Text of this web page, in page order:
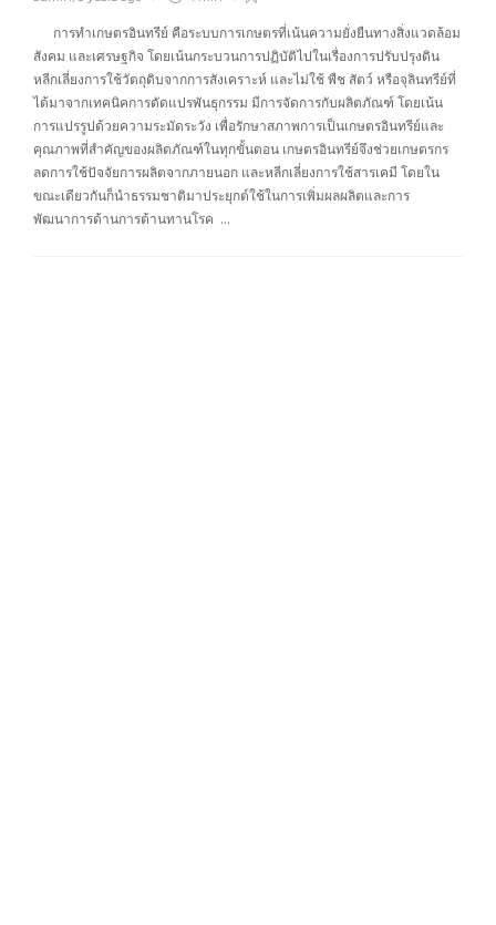
การทำเกษตรอินทรีย์ คือระบบการเกษตรที่เน้นความยั่งยืนทางสิ่งแวดล้อม
สังคม และเศรษฐกิจ โดยเน้นกระบวนการปฏิบัติไปในเรื่องการปรับปรุงดิน
หลีกเลี่ยงการใช้วัตถุดิบจากการสังเคราะห์ และไม่ใช้ พืช สัตว์ หรือจุลินทรีย์ที่
ได้มาจากเทคนิคการดัดแปรพันธุกรรม มีการจัดการกับผลิตภัณฑ์ โดยเน้น
การแปรรูปด้วยความระมัดระวัง เพื่อรักษาสภาพการเป็นเกษตรอินทรีย์และ
คุณภาพที่สำคัญของผลิตภัณฑ์ในทุกขั้นตอน เกษตรอินทรีย์จึงช่วยเกษตรกร
ลดการใช้ปัจจัยการผลิตจากภายนอก และหลีกเลี่ยงการใช้สารเคมี โดยใน
ขณะเดียวกันก็นำธรรมชาติมาประยุกต์ใช้ในการเพิ่มผลผลิตและการ
พัฒนาการด้านการต้านทานโรค …